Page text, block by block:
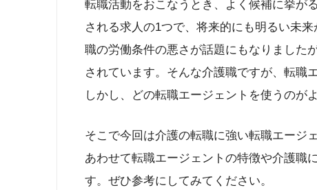
転職活動をおこなうとき、よく候補に挙が
される求人の1つで、将来的にも明るい未
職の労働条件の悪さが話題にもなりました
されています。そんな介護職ですが、転職
しかし、どの転職エージェントを使うのが
そこで今回は介護の転職に強い転職エージ
あわせて転職エージェントの特徴や介護職
す。ぜひ参考にしてみてください。